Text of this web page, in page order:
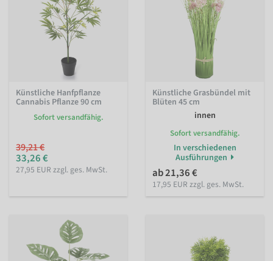
Künstliche Hanfpflanze
Cannabis Pflanze 90 cm
Sofort versandfähig.
39,21 €
33,26 €
27,95 EUR zzgl. ges. MwSt.
Künstliche Grasbündel mit
Blüten 45 cm
innen
Sofort versandfähig.
In verschiedenen
Ausführungen
ab 21,36 €
17,95 EUR zzgl. ges. MwSt.